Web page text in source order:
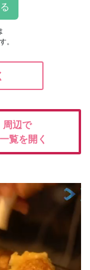
。
周辺で
覧を開く